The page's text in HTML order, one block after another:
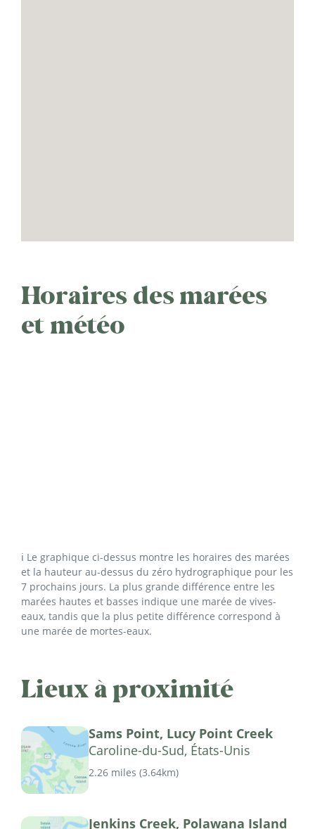
Horaires des marées
et météo
ℹ️ Le graphique ci-dessus montre les horaires des marées
et la hauteur au-dessus du zéro hydrographique pour les
7 prochains jours. La plus grande différence entre les
marées hautes et basses indique une marée de vives-
eaux, tandis que la plus petite différence correspond à
une marée de mortes-eaux.
Lieux à proximité
Sams Point, Lucy Point Creek
Caroline-du-Sud, États-Unis
2.26 miles (3.64km)
Jenkins Creek, Polawana Island